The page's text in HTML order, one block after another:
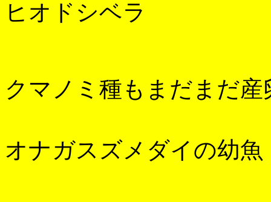
ヒオドシベラ
クマノミ種もまだまだ産
オナガスズメダイの幼魚